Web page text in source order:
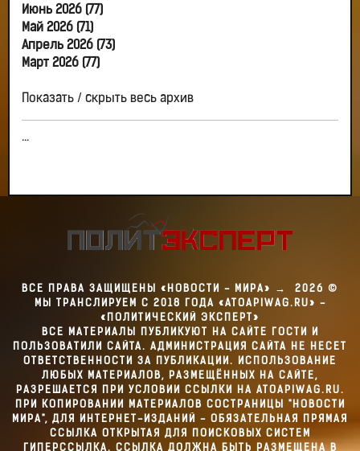
Июнь 2026 (77)
Май 2026 (71)
Апрель 2026 (73)
Март 2026 (77)
Показать / скрыть весь архив
...
ВСЕ ПРАВА ЗАЩИЩЕНЫ «НОВОСТИ - МИРА» → 2026 ©
МЫ ТРАНСЛИРУЕМ С 2018 ГОДА «ATOAPIWAG.RU» -
«ПОЛИТИЧЕСКИЙ ЭКСПЕРТ»
ВСЕ МАТЕРИАЛЫ ПУБЛИКУЮТ НА САЙТЕ ГОСТИ И
ПОЛЬЗОВАТИЛИ САЙТА. АДМИНИСТРАЦИЯ САЙТА НЕ НЕСЕТ
ОТВЕТСТВЕННОСТИ ЗА ПУБЛИКАЦИИ. ИСПОЛЬЗОВАНИЕ
ЛЮБЫХ МАТЕРИАЛОВ, РАЗМЕЩЁННЫХ НА САЙТЕ,
РАЗРЕШАЕТСЯ ПРИ УСЛОВИИ ССЫЛКИ НА ATOAPIWAG.RU.
ПРИ КОПИРОВАНИИ МАТЕРИАЛОВ СОСТРАНИЦЫ "НОВОСТИ
МИРА", ДЛЯ ИНТЕРНЕТ-ИЗДАНИЙ - ОБЯЗАТЕЛЬНАЯ ПРЯМАЯ
ССЫЛКА ОТКРЫТАЯ ДЛЯ ПОИСКОВЫХ СИСТЕМ
ГИПЕРССЫЛКА. ССЫЛКА ДОЛЖНА БЫТЬ РАЗМЕЩЕНА В